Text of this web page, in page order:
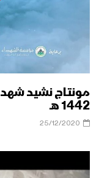
مونتاج نشيد
1442 هـ
25/12/2020